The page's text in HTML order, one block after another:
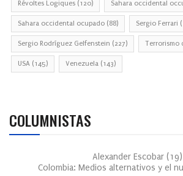
Révoltes Logiques (120) Sahara occidental
Sahara occidental ocupado (88) Sergio Ferrari
Sergio Rodríguez Gelfenstein (227) Terrorismo
USA (145) Venezuela (143)
COLUMNISTAS
Alexander Escobar (19)
Colombia: Medios alternativos y el